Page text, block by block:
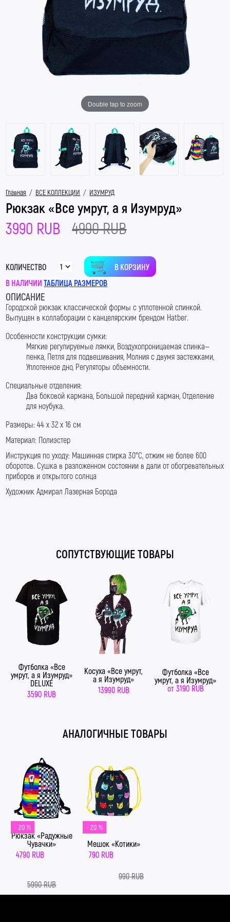
Double tap to zoom
Главная / ВСЕ КОЛЛЕКЦИИ / ИЗУМРУД
Рюкзак «Все умрут, а я Изумруд»
3990 RUB 4990 RUB
КОЛИЧЕСТВО
В КОРЗИНУ
В НАЛИЧИИ ТАБЛИЦА РАЗМЕРОВ
ОПИСАНИЕ
Городской рюкзак классической формы с уплотенной спинкой.
Выпущен в коллаборации с канцелярским брендом Hatber.
Особенности конструкции сумки:
Мягкие регулируемые лямки, Воздухопроницаемая спинка—
пенка Петля для подвешивания, Молния с двумя застежками,
Уплотенное дно, Регуляторы объемности.
Специальные отделения:
Два боковой кармана , Большой передний карман Отделение
для ноубука.
Размеры: 44 х 32 х 16 см
Материал: Полиэстер
Инструкция по уходу: Машинная стирка 30°С, отжим не более 600
оборотов. Сушка в разложенном состоянии в дали от обогревательных
приборов и открытого солнца
Художник Адмирал Лазерная Борода
СОПУТСТВУЮЩИЕ ТОВАРЫ
Футболка «Все
умрут, а я Изумруд»
DELUXE
3590 RUB
Косуха «Все умрут,
а я Изумруд»
13990 RUB
Футболка «Все
умрут, а я Изумруд»
от3190 RUB
АНАЛОГИЧНЫЕ ТОВАРЫ
- 20 %
Рюкзак «Радужные
Чувачки»
4790 RUB
5990 RUB
- 20 %
Мешок «Котики»
790 RUB
990 RUB